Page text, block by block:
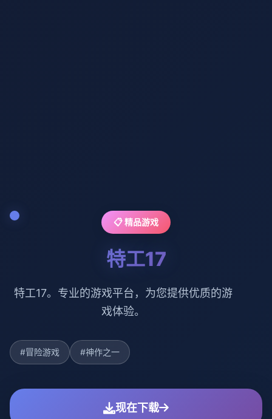
📋 精品游戏
特工17
特工17。专业的游戏平台，为您提供优质的游
戏体验。
#冒险游戏 #神作之一
现在下载